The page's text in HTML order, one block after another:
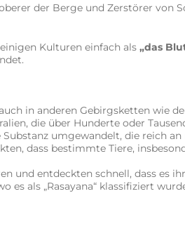
der Berge und Zerstörer von
Kulturen einfach als „das
in anderen Gebirgsketten wie
die über Hunderte oder
umgewandelt, die reich
dass bestimmte Tiere,
und entdeckten schnell, dass es
es als „Rasayana“ klassifiziert